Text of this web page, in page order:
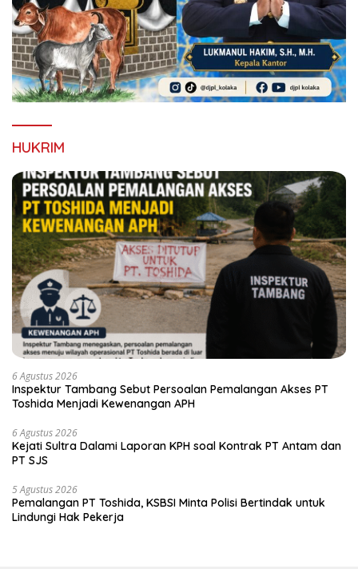
HUKRIM
6 Agustus 2026
Inspektur Tambang Sebut Persoalan Pemalangan Akses PT
Toshida Menjadi Kewenangan APH
6 Agustus 2026
Kejati Sultra Dalami Laporan KPH soal Kontrak PT Antam dan
PT SJS
5 Agustus 2026
Pemalangan PT Toshida, KSBSI Minta Polisi Bertindak untuk
Lindungi Hak Pekerja